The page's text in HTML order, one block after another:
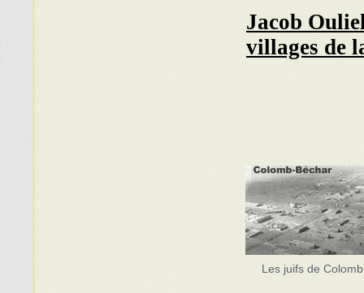
Jacob
villages de
Les juifs de